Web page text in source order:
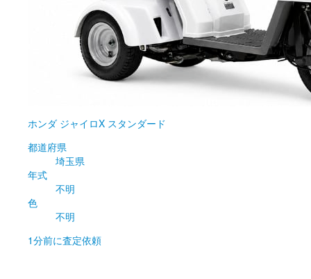
ホンダ ジャイロX スタンダード
都道府県
埼玉県
年式
不明
色
不明
1分前に査定依頼